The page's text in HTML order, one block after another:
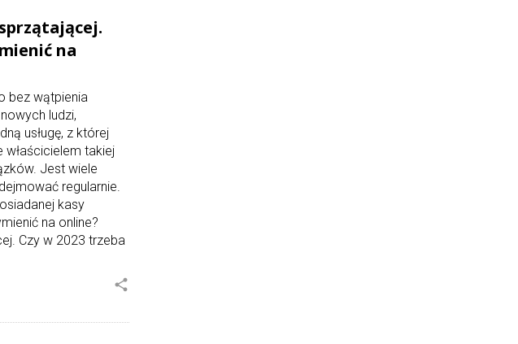
na
bez wątpienia
ludzi,
usługę, z której
właścicielem takiej
Jest wiele
regularnie.
kasy
na online?
Czy w 2023 trzeba
share